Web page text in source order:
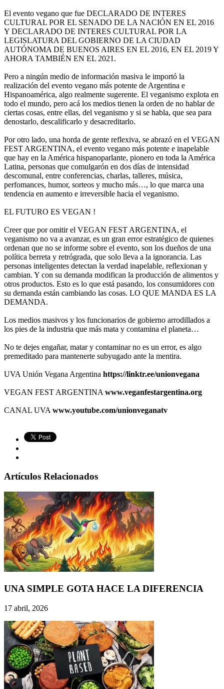
El evento vegano que fue DECLARADO DE INTERES
CULTURAL POR EL SENADO DE LA NACIÓN EN EL 2016
Y DECLARADO DE INTERES CULTURAL POR LA
LEGISLATURA DEL GOBIERNO DE LA CIUDAD
AUTÓNOMA DE BUENOS AIRES EN EL 2016, EN EL 2019 Y
AHORA TAMBIÉN EN EL 2021.
Pero a ningún medio de información masiva le importó la
realización del evento vegano más potente de Argentina e
Hispanoamérica, algo realmente sugerente. El veganismo explota en
todo el mundo, pero acá los medios tienen la orden de no hablar de
ciertas cosas, entre ellas, del veganismo y si se habla, que sea para
denostarlo, descalificarlo y desacreditarlo.
Por otro lado, una horda de gente reflexiva, se abrazó en el VEGAN
FEST ARGENTINA, el evento vegano más potente e inapelable
que hay en la América hispanoparlante, pionero en toda la América
Latina, personas que comulgarón en dos días de intensidad
descomunal, entre conferencias, charlas, talleres, música,
perfomances, humor, sorteos y mucho más…, lo que marca una
tendencia en aumento e irreversible hacia el veganismo.
EL FUTURO ES VEGAN !
Creer que por omitir el VEGAN FEST ARGENTINA, el
veganismo no va a avanzar, es un gran error estratégico de quienes
ordenan que no se informe sobre el evento, son los dueños de una
política berreta y retrógrada, que solo lleva a la ignorancia. Las
personas inteligentes detectan la verdad inapelable, reflexionan y
cambian. Y con su demanda modifican la producción de alimentos y
otros productos. Esto es lo que está pasando, los consumidores con
su demanda están cambiando las cosas. LO QUE MANDA ES LA
DEMANDA.
Los medios masivos y los funcionarios de gobierno arrodillados a
los pies de la industria que más mata y contamina el planeta…
No te dejes engañar, matar y contaminar no es un error, es algo
premeditado para mantenerte subyugado ante la mentira.
UVA Unión Vegana Argentina https://linktr.ee/unionvegana
VEGAN FEST ARGENTINA www.veganfestargentina.org
CANAL UVA www.youtube.com/unionveganatv
Artículos Relacionados
UNA SIMPLE GOTA HACE LA DIFERENCIA
17 abril, 2026